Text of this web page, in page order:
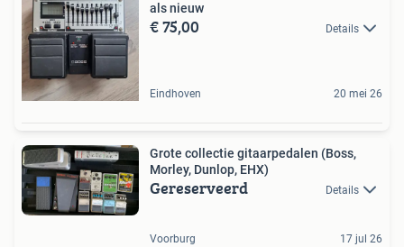
als nieuw
€ 75,00 Details
Eindhoven 20 mei 26
Grote collectie gitaarpedalen (Boss,
Morley, Dunlop, EHX)
Gereserveerd Details
Voorburg 17 jul 26